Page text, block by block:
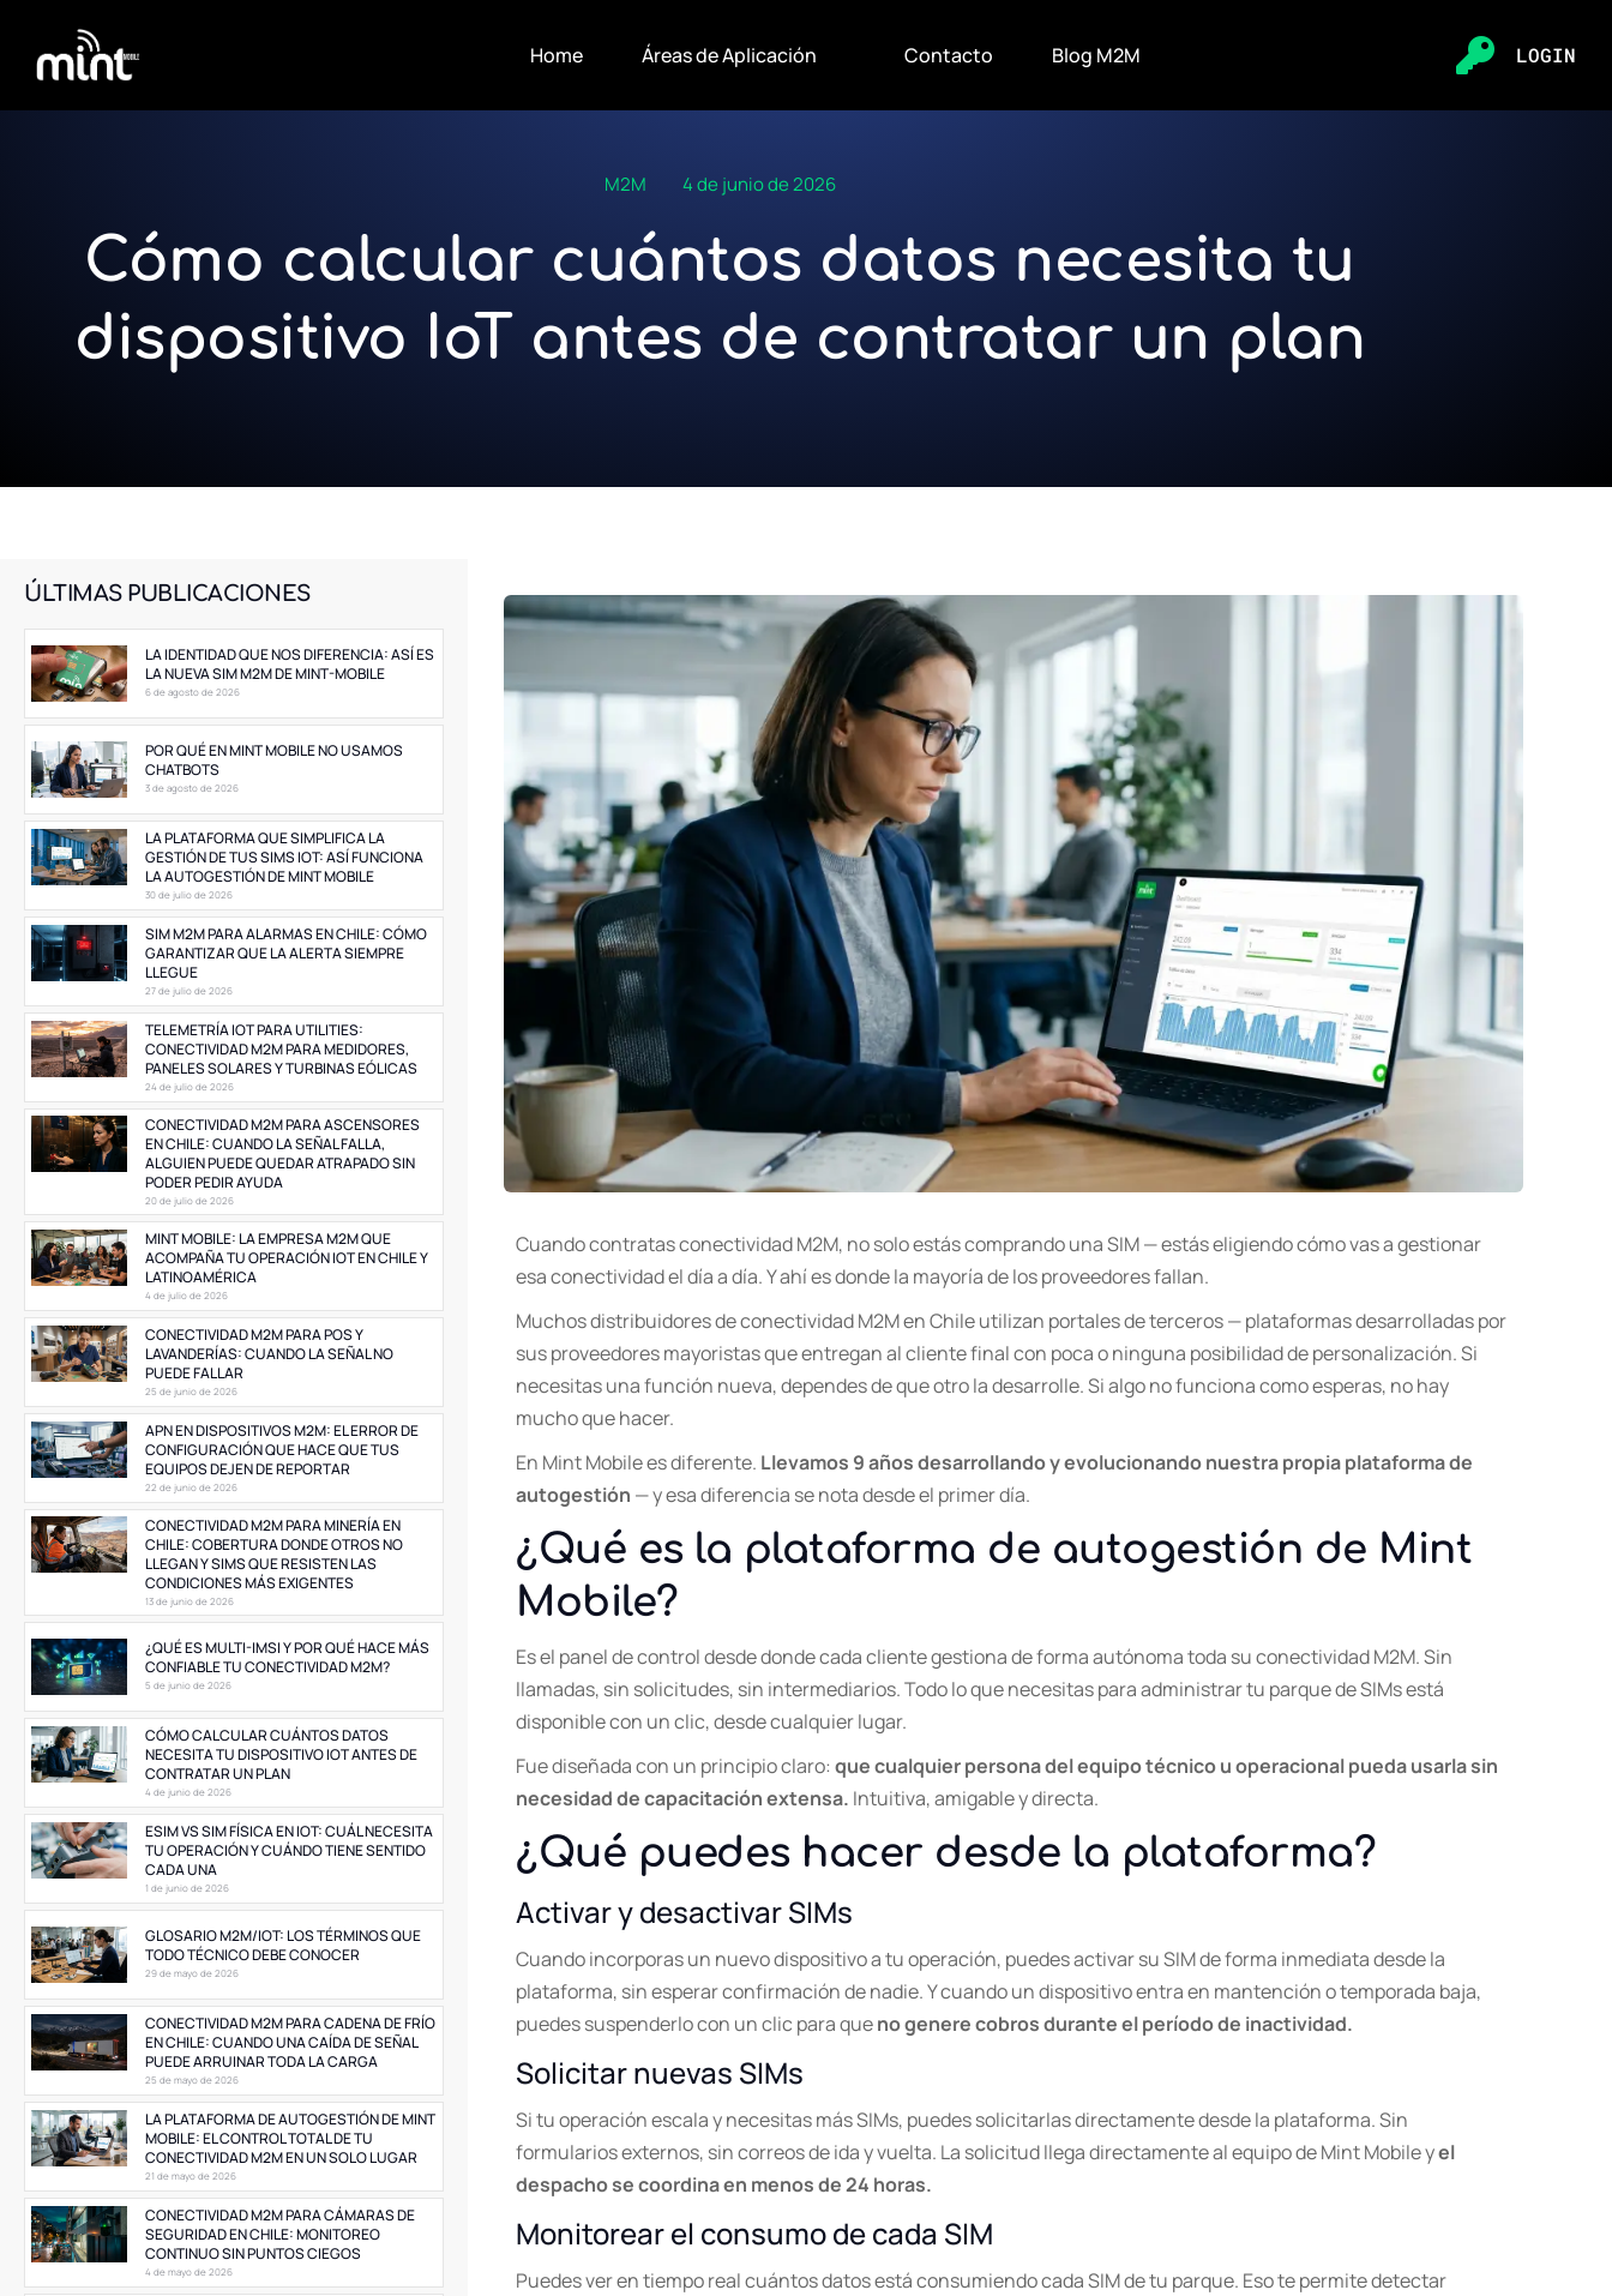
Login
Home Áreas de Aplicación Contacto Blog M2M LOGIN
M2M 4 de junio de 2026
Cómo calcular cuántos datos necesita tu
dispositivo IoT antes de contratar un plan
ÚLTIMAS PUBLICACIONES
LA IDENTIDAD QUE NOS DIFERENCIA: ASÍ ES
LA NUEVA SIM M2M DE MINT-MOBILE
6 de agosto de 2026
POR QUÉ EN MINT MOBILE NO USAMOS
CHATBOTS
3 de agosto de 2026
LA PLATAFORMA QUE SIMPLIFICA LA
GESTIÓN DE TUS SIMS IOT: ASÍ FUNCIONA
LA AUTOGESTIÓN DE MINT MOBILE
30 de julio de 2026
SIM M2M PARA ALARMAS EN CHILE: CÓMO
GARANTIZAR QUE LA ALERTA SIEMPRE
LLEGUE
27 de julio de 2026
TELEMETRÍA IOT PARA UTILITIES:
CONECTIVIDAD M2M PARA MEDIDORES,
PANELES SOLARES Y TURBINAS EÓLICAS
24 de julio de 2026
CONECTIVIDAD M2M PARA ASCENSORES
EN CHILE: CUANDO LA SEÑAL FALLA,
ALGUIEN PUEDE QUEDAR ATRAPADO SIN
PODER PEDIR AYUDA
20 de julio de 2026
MINT MOBILE: LA EMPRESA M2M QUE
ACOMPAÑA TU OPERACIÓN IOT EN CHILE Y
LATINOAMÉRICA
4 de julio de 2026
CONECTIVIDAD M2M PARA POS Y
LAVANDERÍAS: CUANDO LA SEÑAL NO
PUEDE FALLAR
25 de junio de 2026
APN EN DISPOSITIVOS M2M: EL ERROR DE
CONFIGURACIÓN QUE HACE QUE TUS
EQUIPOS DEJEN DE REPORTAR
22 de junio de 2026
CONECTIVIDAD M2M PARA MINERÍA EN
CHILE: COBERTURA DONDE OTROS NO
LLEGAN Y SIMS QUE RESISTEN LAS
CONDICIONES MÁS EXIGENTES
13 de junio de 2026
¿QUÉ ES MULTI-IMSI Y POR QUÉ HACE MÁS
CONFIABLE TU CONECTIVIDAD M2M?
5 de junio de 2026
CÓMO CALCULAR CUÁNTOS DATOS
NECESITA TU DISPOSITIVO IOT ANTES DE
CONTRATAR UN PLAN
4 de junio de 2026
ESIM VS SIM FÍSICA EN IOT: CUÁL NECESITA
TU OPERACIÓN Y CUÁNDO TIENE SENTIDO
CADA UNA
1 de junio de 2026
GLOSARIO M2M/IOT: LOS TÉRMINOS QUE
TODO TÉCNICO DEBE CONOCER
29 de mayo de 2026
CONECTIVIDAD M2M PARA CADENA DE FRÍO
EN CHILE: CUANDO UNA CAÍDA DE SEÑAL
PUEDE ARRUINAR TODA LA CARGA
25 de mayo de 2026
LA PLATAFORMA DE AUTOGESTIÓN DE MINT
MOBILE: EL CONTROL TOTAL DE TU
CONECTIVIDAD M2M EN UN SOLO LUGAR
21 de mayo de 2026
CONECTIVIDAD M2M PARA CÁMARAS DE
SEGURIDAD EN CHILE: MONITOREO
CONTINUO SIN PUNTOS CIEGOS
4 de mayo de 2026
Cuando contratas conectividad M2M, no solo estás comprando una SIM — estás eligiendo cómo vas a gestionar
esa conectividad el día a día. Y ahí es donde la mayoría de los proveedores fallan.
Muchos distribuidores de conectividad M2M en Chile utilizan portales de terceros — plataformas desarrolladas por
sus proveedores mayoristas que entregan al cliente final con poca o ninguna posibilidad de personalización. Si
necesitas una función nueva, dependes de que otro la desarrolle. Si algo no funciona como esperas, no hay
mucho que hacer.
En Mint Mobile es diferente. Llevamos 9 años desarrollando y evolucionando nuestra propia plataforma de
autogestión — y esa diferencia se nota desde el primer día.
¿Qué es la plataforma de autogestión de Mint
Mobile?
Es el panel de control desde donde cada cliente gestiona de forma autónoma toda su conectividad M2M. Sin
llamadas, sin solicitudes, sin intermediarios. Todo lo que necesitas para administrar tu parque de SIMs está
disponible con un clic, desde cualquier lugar.
Fue diseñada con un principio claro: que cualquier persona del equipo técnico u operacional pueda usarla sin
necesidad de capacitación extensa. Intuitiva, amigable y directa.
¿Qué puedes hacer desde la plataforma?
Activar y desactivar SIMs
Cuando incorporas un nuevo dispositivo a tu operación, puedes activar su SIM de forma inmediata desde la
plataforma, sin esperar confirmación de nadie. Y cuando un dispositivo entra en mantención o temporada baja,
puedes suspenderlo con un clic para queno genere cobros durante el período de inactividad.
Solicitar nuevas SIMs
Si tu operación escala y necesitas más SIMs, puedes solicitarlas directamente desde la plataforma. Sin
formularios externos, sin correos de ida y vuelta. La solicitud llega directamente al equipo de Mint Mobile yel
despacho se coordina en menos de 24 horas.
Monitorear el consumo de cada SIM
Puedes ver en tiempo real cuántos datos está consumiendo cada SIM de tu parque. Eso te permite detectar